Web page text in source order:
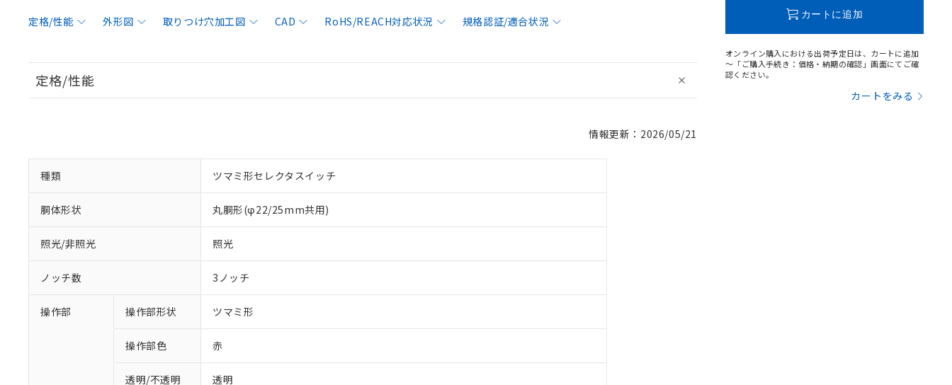
定格/性能 外形図 取りつけ穴加工図 CAD RoHS/REACH対応状況 規格認証/適合状況
定格/性能
情報更新：2026/05/21
種類 ツマミ形セレクタスイッチ
胴体形状 丸胴形(φ22/25mm共用)
照光/非照光 照光
ノッチ数 3ノッチ
操作部 操作部形状 ツマミ形
操作部色 赤
透明/不透明 透明
カートに追加
オンライン購入における出荷予定日は、カートに追加
～「ご購入手続き：価格・納期の確認」画面にてご確
認ください。
カートをみる